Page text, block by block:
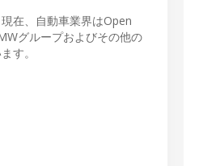
在、自動車業界はOpen
グループおよびその他の
す。